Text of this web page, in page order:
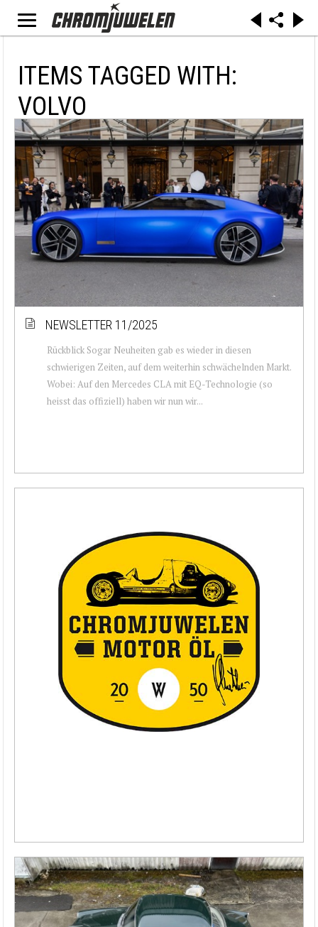
ITEMS TAGGED WITH:
VOLVO
NEWSLETTER 11/2025
Rückblick Sogar Neuheiten gab es wieder in diesen
schwierigen Zeiten, auf dem weiterhin schwächelnden Markt.
Wobei: Auf den Mercedes CLA mit EQ-Technologie (so
heisst das offiziell) haben wir nun wir...